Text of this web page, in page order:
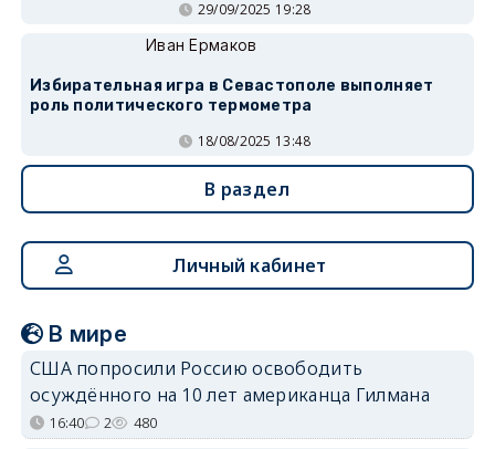
29/09/2025 19:28
Иван Ермаков
Избирательная игра в Севастополе выполняет
роль политического термометра
18/08/2025 13:48
В раздел
Личный кабинет
В мире
США попросили Россию освободить
осуждённого на 10 лет американца Гилмана
16:40 2 480